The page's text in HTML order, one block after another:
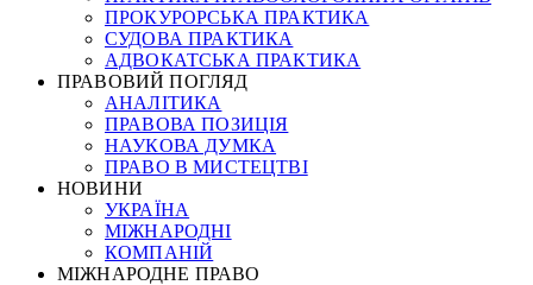
ПРОКУРОРСЬКА ПРАКТИКА
СУДОВА ПРАКТИКА
АДВОКАТСЬКА ПРАКТИКА
ПРАВОВИЙ ПОГЛЯД
АНАЛІТИКА
ПРАВОВА ПОЗИЦІЯ
НАУКОВА ДУМКА
ПРАВО В МИСТЕЦТВІ
НОВИНИ
УКРАЇНА
МІЖНАРОДНІ
КОМПАНІЙ
МІЖНАРОДНЕ ПРАВО